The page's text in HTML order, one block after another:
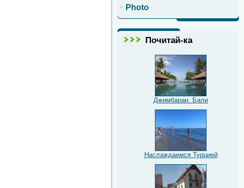
Photo
Почитай-ка
Джимбаран. Бали
Наслаждаемся Турцией